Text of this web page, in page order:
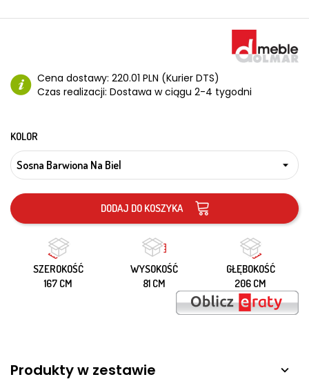
Cena dostawy: 220.01 PLN (Kurier DTS)
Czas realizacji: Dostawa w ciągu 2-4 tygodni
KOLOR
DODAJ DO KOSZYKA
SZEROKOŚĆ
167 CM
WYSOKOŚĆ
81 CM
GŁĘBOKOŚĆ
206 CM
Produkty w zestawie 